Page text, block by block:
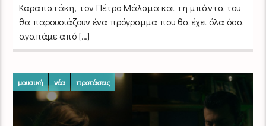
Καραπατάκη, τον Πέτρο Μάλαμα και τη μπάντα του
θα παρουσιάζουν ένα πρόγραμμα που θα έχει όλα όσα
αγαπάμε από […]
μουσική νέα προτάσεις